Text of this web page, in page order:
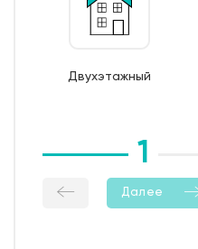
7. Монтаж опалубки из
влажностный режима);
Двухэтажный
1
Далее